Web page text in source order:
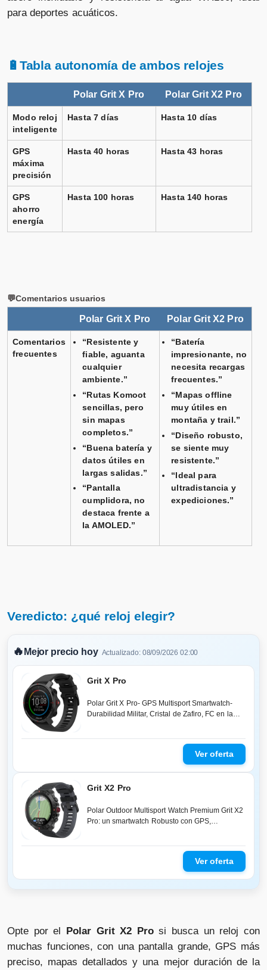
para deportes acuáticos.
🔋Tabla autonomía de ambos relojes
Polar Grit X Pro Polar Grit X2 Pro
Modo reloj
inteligente
Hasta 7 días Hasta 10 días
GPS
máxima
precisión
Hasta 40 horas Hasta 43 horas
GPS
ahorro
energía
Hasta 100 horas Hasta 140 horas
💬Comentarios usuarios
Polar Grit X Pro Polar Grit X2 Pro
Comentarios
frecuentes
“Resistente y
fiable, aguanta
cualquier
ambiente.”
“Rutas Komoot
sencillas, pero
sin mapas
completos.”
“Buena batería y
datos útiles en
largas salidas.”
“Pantalla
cumplidora, no
destaca frente a
la AMOLED.”
“Batería
impresionante, no
necesita recargas
frecuentes.”
“Mapas offline
muy útiles en
montaña y trail.”
“Diseño robusto,
se siente muy
resistente.”
“Ideal para
ultradistancia y
expediciones.”
Veredicto: ¿qué reloj elegir?
🔥 Mejor precio hoy Actualizado: 08/09/2026 02:00
Grit X Pro
Polar Grit X Pro- GPS Multisport Smartwatch-
Durabilidad Militar, Cristal de Zafiro, FC en la
Grit X2 Pro
Polar Outdoor Multisport Watch Premium Grit X2
Pro: un smartwatch Robusto con GPS,
Opte por el Polar Grit X2 Prosi busca un reloj con
muchas funciones, con una pantalla grande, GPS más
preciso, mapas detallados y una mejor duración de la